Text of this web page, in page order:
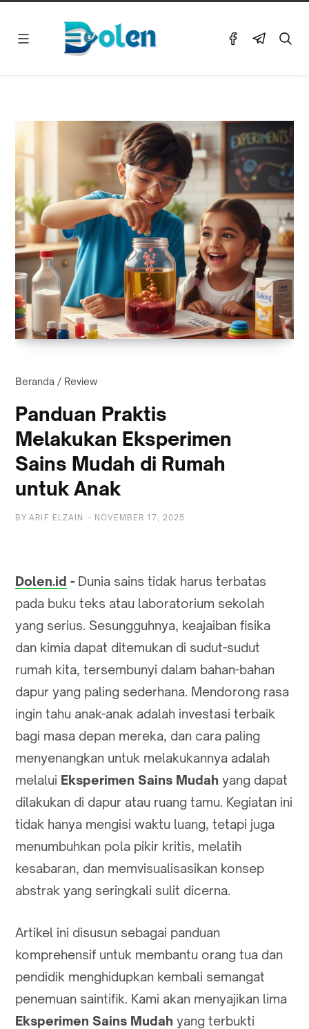
Beranda / Review
Panduan Praktis
Melakukan Eksperimen
Sains Mudah di Rumah
untuk Anak
BY ARIF ELZAIN - NOVEMBER 17, 2025
Dolen.id - Dunia sains tidak harus terbatas
pada buku teks atau laboratorium sekolah
yang serius. Sesungguhnya, keajaiban fisika
dan kimia dapat ditemukan di sudut-sudut
rumah kita, tersembunyi dalam bahan-bahan
dapur yang paling sederhana. Mendorong rasa
ingin tahu anak-anak adalah investasi terbaik
bagi masa depan mereka, dan cara paling
menyenangkan untuk melakukannya adalah
melalui Eksperimen Sains Mudah yang dapat
dilakukan di dapur atau ruang tamu. Kegiatan ini
tidak hanya mengisi waktu luang, tetapi juga
menumbuhkan pola pikir kritis, melatih
kesabaran, dan memvisualisasikan konsep
abstrak yang seringkali sulit dicerna.
Artikel ini disusun sebagai panduan
komprehensif untuk membantu orang tua dan
pendidik menghidupkan kembali semangat
penemuan saintifik. Kami akan menyajikan lima
Eksperimen Sains Mudah yang terbukti